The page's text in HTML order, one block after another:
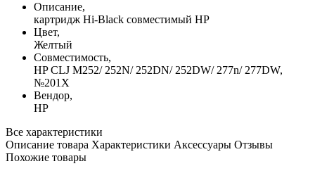
Описание,
картридж Hi-Black совместимый HP
Цвет,
Желтый
Совместимость,
HP CLJ M252/ 252N/ 252DN/ 252DW/ 277n/ 277DW,
№201X
Вендор,
HP
Все характеристики
Описание товара Характеристики Аксессуары Отзывы
Похожие товары